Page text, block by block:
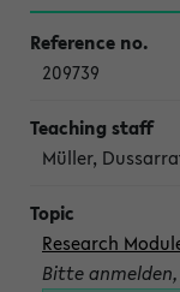
209739
Müller,
Research
Bitte